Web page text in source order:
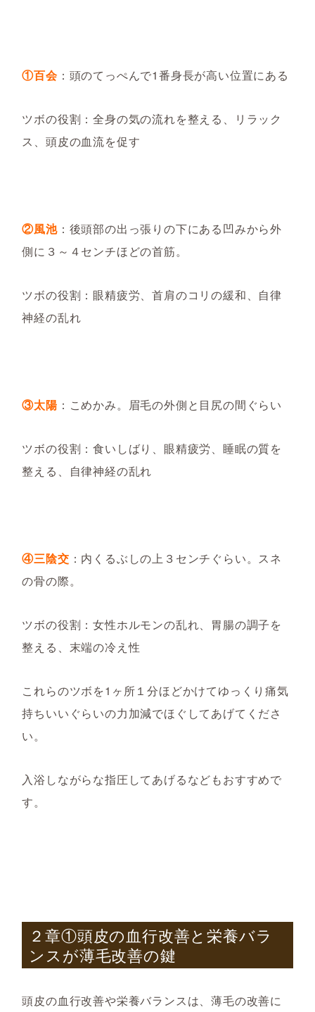
①百会：頭のてっぺんで1番身長が高い位置にある
ツボの役割：全身の気の流れを整える、リラック
ス、頭皮の血流を促す
②風池：後頭部の出っ張りの下にある凹みから外
側に３～４センチほどの首筋。
ツボの役割：眼精疲労、首肩のコリの緩和、自律
神経の乱れ
③太陽 ：こめかみ。眉毛の外側と目尻の間ぐらい
ツボの役割：食いしばり、眼精疲労、睡眠の質を
整える、自律神経の乱れ
④三陰交 ：内くるぶしの上３センチぐらい。スネ
の骨の際。
ツボの役割：女性ホルモンの乱れ、胃腸の調子を
整える、末端の冷え性
これらのツボを1ヶ所１分ほどかけてゆっくり痛気
持ちいいぐらいの力加減でほぐしてあげてくださ
い。
入浴しながらな指圧してあげるなどもおすすめで
す。
２章①頭皮の血行改善と栄養バラ
ンスが薄毛改善の鍵
頭皮の血行改善や栄養バランスは、薄毛の改善に